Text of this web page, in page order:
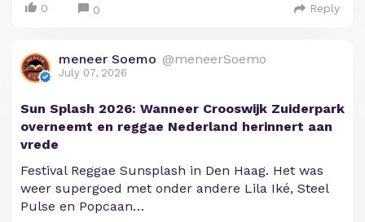
0 0 Reply
meneer Soemo @meneerSoemo
July 07, 2026
Sun Splash 2026: Wanneer Crooswijk Zuiderpark
overneemt en reggae Nederland herinnert aan
vrede
Festival Reggae Sunsplash in Den Haag. Het was
weer supergoed met onder andere Lila Iké, Steel
Pulse en Popcaan…